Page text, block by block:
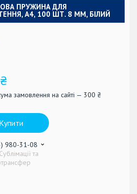
ПРУЖИНА ДЛЯ
А4, 100 ШТ. 8 ММ, БІЛИЙ
замовлення на сайті — 300 ₴
Купити
980-31-08
та